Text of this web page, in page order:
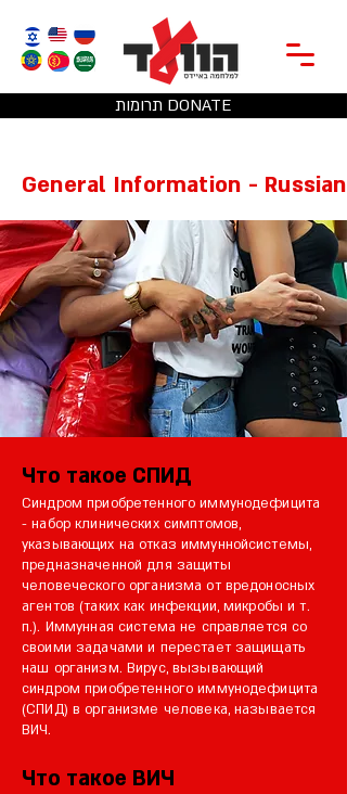
תרומות DONATE
General Information - Russian
Что такое СПИД
Синдром приобретенного иммунодефицита
- набор клинических симптомов,
указывающих на отказ иммуннойсистемы,
предназначенной для защиты
человеческого организма от вредоносных
агентов (таких как инфекции, микробы и т.
п.). Иммунная система не справляется со
своими задачами и перестает защищать
наш организм. Вирус, вызывающий
синдром приобретенного иммунодефицита
(СПИД) в организме человека, называется
ВИЧ.
Что такое ВИЧ